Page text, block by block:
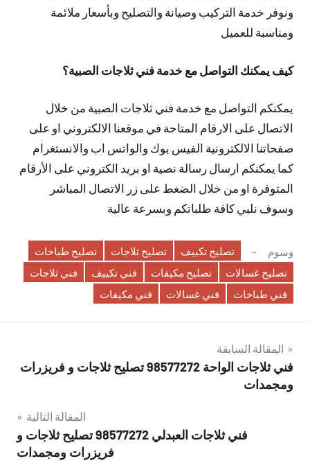
ونوفر خدمة التركيب وصيانة والتصليح وبأسعار ملائمة
ومناسبة للعميل
كيف يمكنك التواصل مع خدمة فني ثلاجات الصبية؟
يمكنكم التواصل مع خدمة فني ثلاجات الصبية من خلال
الاتصال على الارقام المتاحة في موقعنا الالكتروني او على
صفحاتنا الالكترونية الفيس بوك والواتس اب والانستغرام
كما يمكنكم ارسال رسالة نصية او بريد الكتروني على الأرقام
المتوفرة او من خلال الضغط على زر الاتصال المباشر
وسوف نلبي كافة طلباتكم وبسرعة عالية
وسوم تصليح تكييف تصليح ثلاجات
تصليح طباخات
تصليح غسالات
تصليح مكيفات فني تكييف
فني ثلاجات
فني طباخات
فني غسالات فني مكيفات
تصفّح
المقالات
المقالة السابقة
فني ثلاجات الواحة 98577272 تصليح ثلاجات و فريزرات
ومجمدات
المقالة التالية
فني ثلاجات العبدلي 98577272 تصليح ثلاجات و
فريزرات ومجمدات